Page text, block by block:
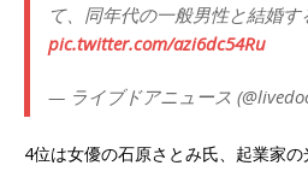
て、同年代の一般男性と結婚す
pic.twitter.com/azi6dc54Ru
— ライブドアニュース
4位は女優の石原さとみ氏、起業家の